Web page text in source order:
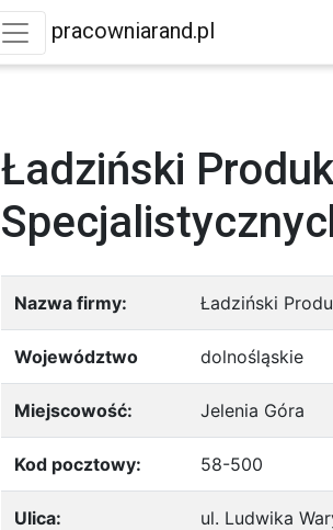
pracowniarand.pl
Ładziński
Nazwa firmy: Ładziński
Województwo dolnośląskie
Miejscowość: Jelenia Góra
Kod pocztowy: 58-500
Ulica: ul. Ludwika